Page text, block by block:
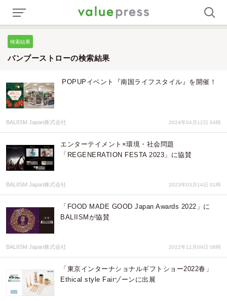
検索結果
バンブーストローの検索結果
POPUPイベント『南国ライフスタイル』を開催！
BALIISM Japan株式会社 2024年04月12日 04時
エンターテイメント×環境・社会問題
「REGENERATION FESTA 2023」に協賛
BALIISM Japan株式会社 2023年03月14日 01時
「FOOD MADE GOOD Japan Awards 2022」に
BALIISMが協賛
BALIISM Japan株式会社 2022年11月09日 06時
「東京インターナショナルギフトショー2022春」
Ethical style Fairゾーンに出展